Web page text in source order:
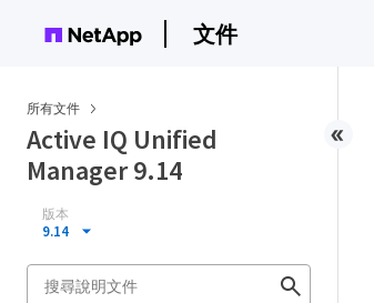
文件
所有文件
Active IQ Unified
Manager 9.14
版本
9.14